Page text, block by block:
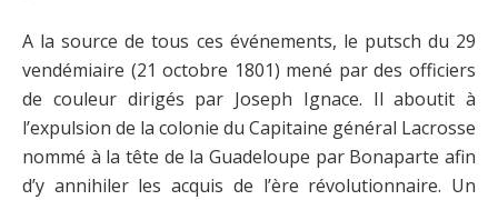
A la source de tous ces événements, le putsch du 29
vendémiaire (21 octobre 1801) mené par des officiers
de couleur dirigés par Joseph Ignace. Il aboutit à
l’expulsion de la colonie du Capitaine général Lacrosse
nommé à la tête de la Guadeloupe par Bonaparte afin
d’y annihiler les acquis de l’ère révolutionnaire. Un